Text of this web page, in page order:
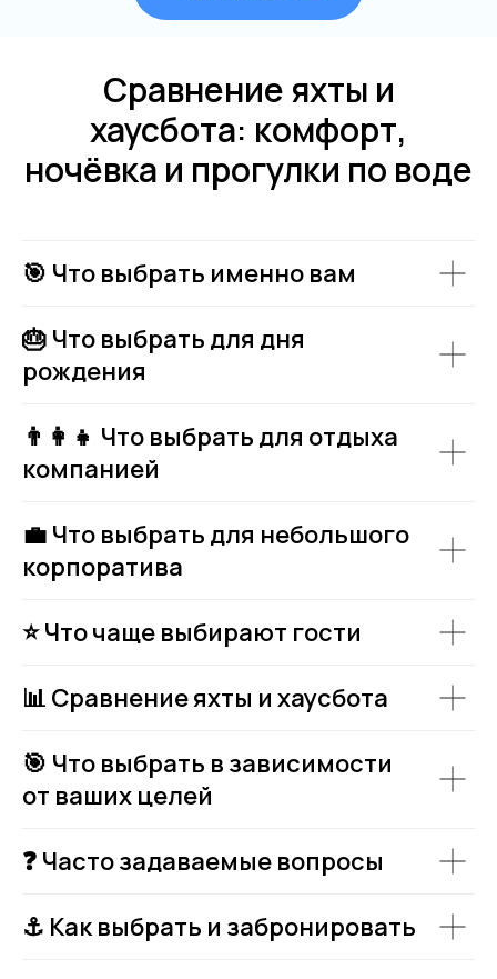
Сравнение яхты и
хаусбота: комфорт,
ночёвка и прогулки по воде
🎯 Что выбрать именно вам
🎂 Что выбрать для дня
рождения
👨‍👩‍👧 Что выбрать для отдыха
компанией
💼 Что выбрать для небольшого
корпоратива
⭐ Что чаще выбирают гости
📊 Сравнение яхты и хаусбота
🎯 Что выбрать в зависимости
от ваших целей
❓ Часто задаваемые вопросы
⚓ Как выбрать и забронировать